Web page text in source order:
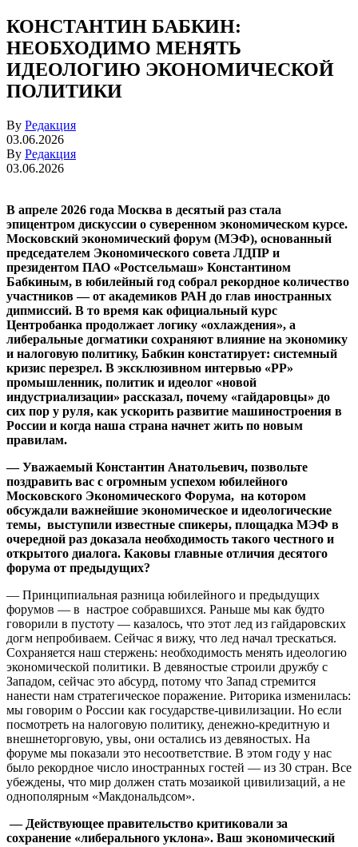
КОНСТАНТИН БАБКИН:
НЕОБХОДИМО МЕНЯТЬ
ИДЕОЛОГИЮ ЭКОНОМИЧЕСКОЙ
ПОЛИТИКИ
By Редакция
03.06.2026
By Редакция
03.06.2026
В апреле 2026 года Москва в десятый раз стала
эпицентром дискуссии о суверенном экономическом курсе.
Московский экономический форум (МЭФ), основанный
председателем Экономического совета ЛДПР и
президентом ПАО «Ростсельмаш» Константином
Бабкиным, в юбилейный год собрал рекордное количество
участников — от академиков РАН до глав иностранных
дипмиссий. В то время как официальный курс
Центробанка продолжает логику «охлаждения», а
либеральные догматики сохраняют влияние на экономику
и налоговую политику, Бабкин констатирует: системный
кризис перезрел. В эксклюзивном интервью «РР»
промышленник, политик и идеолог «новой
индустриализации» рассказал, почему «гайдаровцы» до
сих пор у руля, как ускорить развитие машиностроения в
России и когда наша страна начнет жить по новым
правилам.
— Уважаемый Константин Анатольевич, позвольте
поздравить вас с огромным успехом юбилейного
Московского Экономического Форума, на котором
обсуждали важнейшие экономическое и идеологические
темы, выступили известные спикеры, площадка МЭФ в
очередной раз доказала необходимость такого честного и
открытого диалога. Каковы главные отличия десятого
форума от предыдущих?
— Принципиальная разница юбилейного и предыдущих
форумов — в настрое собравшихся. Раньше мы как будто
говорили в пустоту — казалось, что этот лед из гайдаровских
догм непробиваем. Сейчас я вижу, что лед начал трескаться.
Сохраняется наш стержень: необходимость менять идеологию
экономической политики. В девяностые строили дружбу с
Западом, сейчас это абсурд, потому что Запад стремится
нанести нам стратегическое поражение. Риторика изменилась:
мы говорим о России как государстве-цивилизации. Но если
посмотреть на налоговую политику, денежно-кредитную и
внешнеторговую, увы, они остались из девяностых. На
форуме мы показали это несоответствие. В этом году у нас
было рекордное число иностранных гостей — из 30 стран. Все
убеждены, что мир должен стать мозаикой цивилизаций, а не
однополярным «Макдональдсом».
— Действующее правительство критиковали за
сохранение «либерального уклона». Ваш экономический